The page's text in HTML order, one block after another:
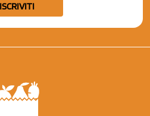
ISCRIVITI